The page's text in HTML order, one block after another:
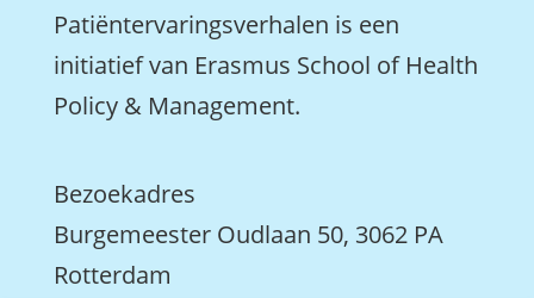
Patiëntervaringsverhalen is een
initiatief van Erasmus School of Health
Policy & Management.
Bezoekadres
Burgemeester Oudlaan 50, 3062 PA
Rotterdam